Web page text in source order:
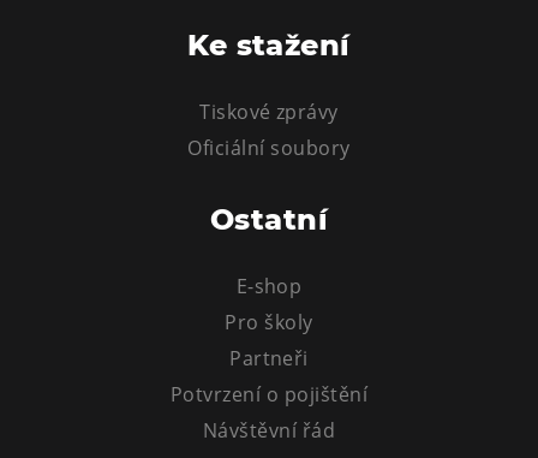
Narozeninové oslavy
Tematické dárkové poukazy
Ke stažení
Tiskové zprávy
Oficiální soubory
Ostatní
E-shop
Pro školy
Partneři
Potvrzení o pojištění
Návštěvní řád